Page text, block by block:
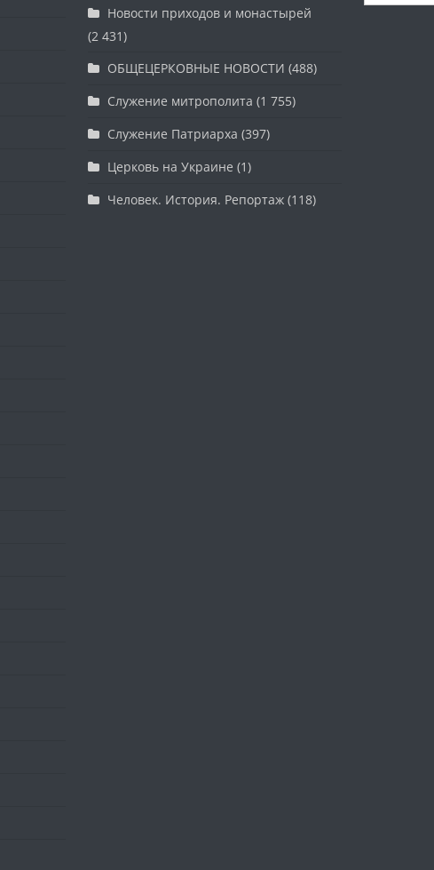
Новости приходов и монастырей
(2 431)
ОБЩЕЦЕРКОВНЫЕ НОВОСТИ (488)
Служение митрополита (1 755)
Служение Патриарха (397)
Церковь на Украине (1)
Человек. История. Репортаж(118)